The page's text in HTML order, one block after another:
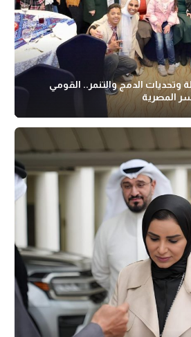
وتحديات الدمج والتنمر.. القومي
المصرية